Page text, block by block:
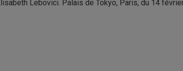
Lebovici. Palais de Tokyo, Paris, du 14